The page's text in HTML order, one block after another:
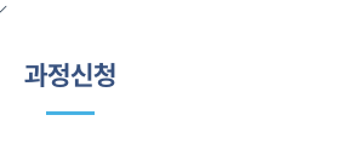
과정신청